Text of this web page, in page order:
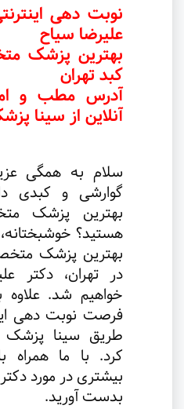
نوبت دهی
علیرضا سیاح
بهترین پزشک
کبد تهران
آدرس مطب و
آنلاین از سینا
سلام به همگی
گوارشی و کبدی
بهترین پزشک
هستید؟ خوشبختانه،
بهترین پزشک
در تهران، دکتر
خواهیم شد. علاوه
فرصت نوبت دهی
طریق سینا پزشک
کرد. با ما همراه
بیشتری در مورد
بدست آورید.